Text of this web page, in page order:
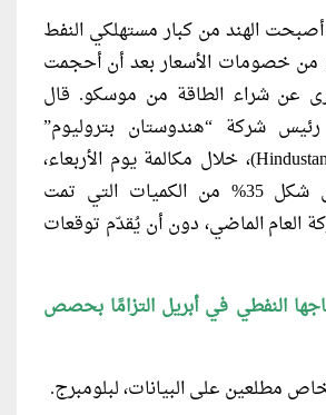
أصبحت الهند من كبار مستهلكي النفط
من خصومات الأسعار بعد أن أحجمت
عن شراء الطاقة من موسكو. قال
شركة “هندوستان بتروليوم”
(Hindustan Petroleum Corp)، خلال مكالمة يوم الأربعاء،
إن النفط الروسي شكل 35% من الكميات التي تمت
العام الماضي، دون أن يُقدّم توقعات
النفطي في أبريل التزامًا بحصص
مطلعين على البيانات، لبلومبرج.